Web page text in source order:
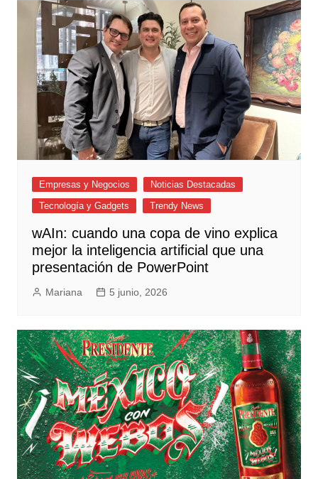
Empresas y Negocios
Noticias Destacadas
Tecnología y Gadgets
Trendy News
wAIn: cuando una copa de vino explica
mejor la inteligencia artificial que una
presentación de PowerPoint
Mariana 5 junio, 2026